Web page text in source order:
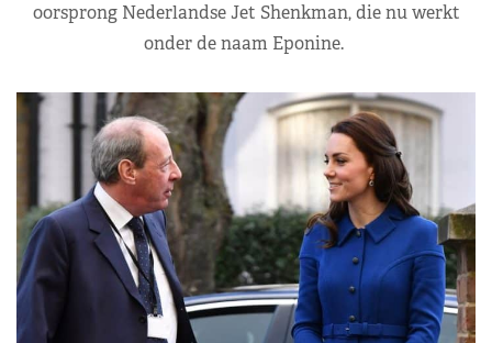
oorsprong Nederlandse Jet Shenkman, die nu werkt
onder de naam Eponine.